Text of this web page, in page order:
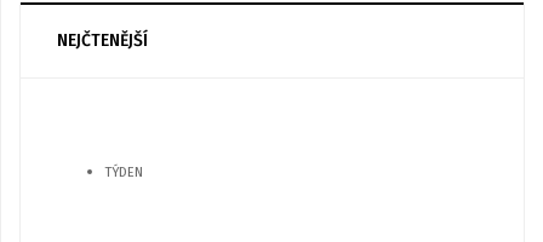
NEJČTENĚJŠÍ
TÝDEN